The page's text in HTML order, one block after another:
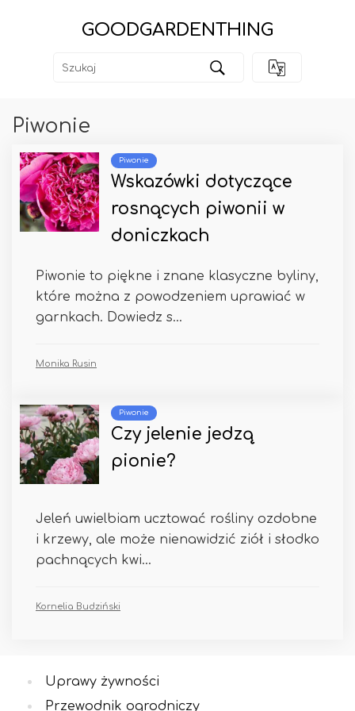
GOODGARDENTHING
Piwonie
Piwonie
Wskazówki dotyczące
rosnących piwonii w
doniczkach
Piwonie to piękne i znane klasyczne byliny,
które można z powodzeniem uprawiać w
garnkach. Dowiedz s...
Monika Rusin
Piwonie
Czy jelenie jedzą
pionie?
Jeleń uwielbiam ucztować rośliny ozdobne
i krzewy, ale może nienawidzić ziół i słodko
pachnących kwi...
Kornelia Budziński
Uprawy żywności
Przewodnik ogrodniczy